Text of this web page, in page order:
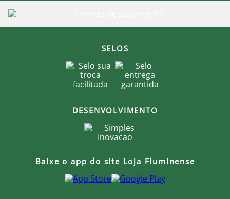
SELOS
DESENVOLVIMENTO
Baixe o app do site Loja Fluminense